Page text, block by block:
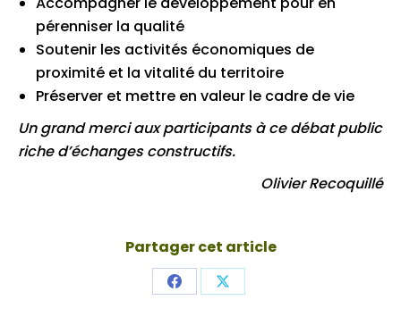
pérenniser la qualité
Soutenir les activités économiques de
proximité et la vitalité du territoire
Préserver et mettre en valeur le cadre de vie
Un grand merci aux participants à ce débat public
riche d’échanges constructifs.
Olivier Recoquillé
Partager cet article
Share Share